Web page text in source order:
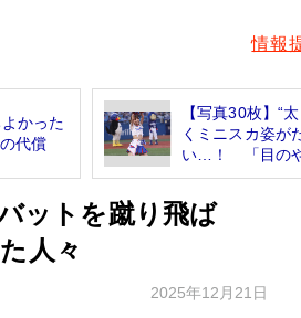
情報
かった
代償
【写真30枚】“
くミニスカ姿が
い…！ 「目のや
ットを蹴り飛ば
人々
2025年12月21日